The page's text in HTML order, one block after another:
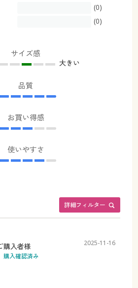
(0)
(0)
サイズ感
大きい
品質
お買い得感
使いやすさ
詳細フィルター
購入者様
購入確認済み
2025-11-16